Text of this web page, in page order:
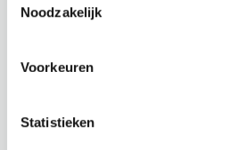
Noodzakelijk
Voorkeuren
Statistieken
Let op:
€24,50